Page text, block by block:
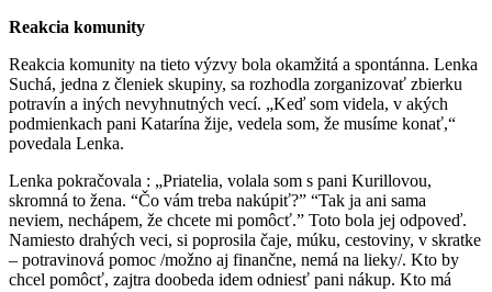
Reakcia komunity
Reakcia komunity na tieto výzvy bola okamžitá a spontánna. Lenka
Suchá, jedna z členiek skupiny, sa rozhodla zorganizovať zbierku
potravín a iných nevyhnutných vecí. „Keď som videla, v akých
podmienkach pani Katarína žije, vedela som, že musíme konať,“
povedala Lenka.
Lenka pokračovala : „Priatelia, volala som s pani Kurillovou,
skromná to žena. “Čo vám treba nakúpiť?” “Tak ja ani sama
neviem, nechápem, že chcete mi pomôcť.” Toto bola jej odpoveď.
Namiesto drahých veci, si poprosila čaje, múku, cestoviny, v skratke
– potravinová pomoc /možno aj finančne, nemá na lieky/. Kto by
chcel pomôcť, zajtra doobeda idem odniesť pani nákup. Kto má